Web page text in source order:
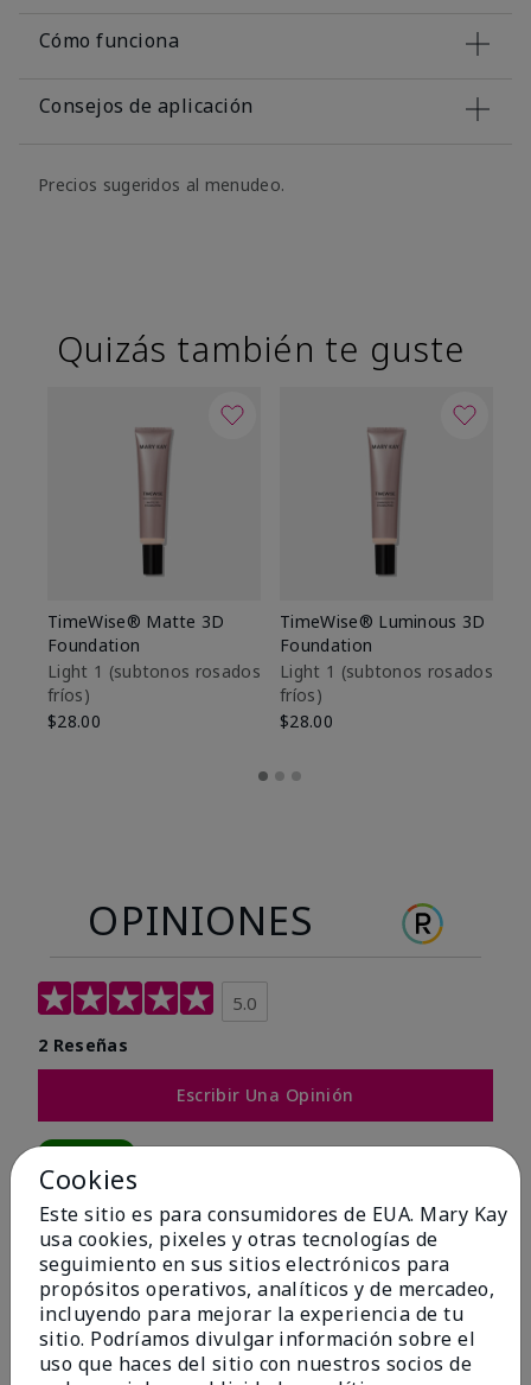
Cómo funciona
Consejos de aplicación
Precios sugeridos al menudeo.
Quizás también te guste
TimeWise® Matte 3D
Foundation
Light 1​ (subtonos rosados
fríos)
$28.00
TimeWise® Luminous 3D
Foundation
Light 1​ (subtonos rosados
fríos)
$28.00
OPINIONES
5.0
2 Reseñas
Escribir Una Opinión
de los encuestados recomendaría a un amigo.
5 estrellas
2
4 estrellas
0
3 estrellas
0
Cookies
Este sitio es para consumidores de EUA. Mary Kay
usa cookies, pixeles y otras tecnologías de
seguimiento en sus sitios electrónicos para
propósitos operativos, analíticos y de mercadeo,
incluyendo para mejorar la experiencia de tu
sitio. Podríamos divulgar información sobre el
uso que haces del sitio con nuestros socios de